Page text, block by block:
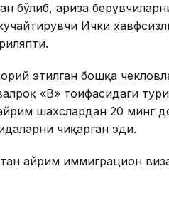
бўлиб, ариза
Ички
этилган бошқа
«B» тоифасидаги
шахслардан 20 минг
чиқарган эди.
айрим иммиграцион